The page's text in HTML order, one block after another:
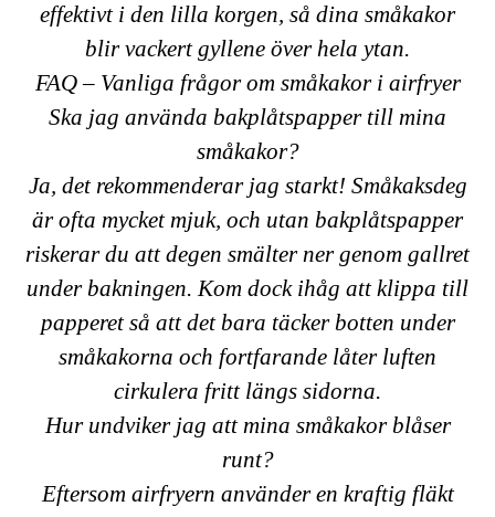
effektivt i den lilla korgen, så dina småkakor
blir vackert gyllene över hela ytan.
FAQ – Vanliga frågor om småkakor i airfryer
Ska jag använda bakplåtspapper till mina
småkakor?
Ja, det rekommenderar jag starkt! Småkaksdeg
är ofta mycket mjuk, och utan bakplåtspapper
riskerar du att degen smälter ner genom gallret
under bakningen. Kom dock ihåg att klippa till
papperet så att det bara täcker botten under
småkakorna och fortfarande låter luften
cirkulera fritt längs sidorna.
Hur undviker jag att mina småkakor blåser
runt?
Eftersom airfryern använder en kraftig fläkt